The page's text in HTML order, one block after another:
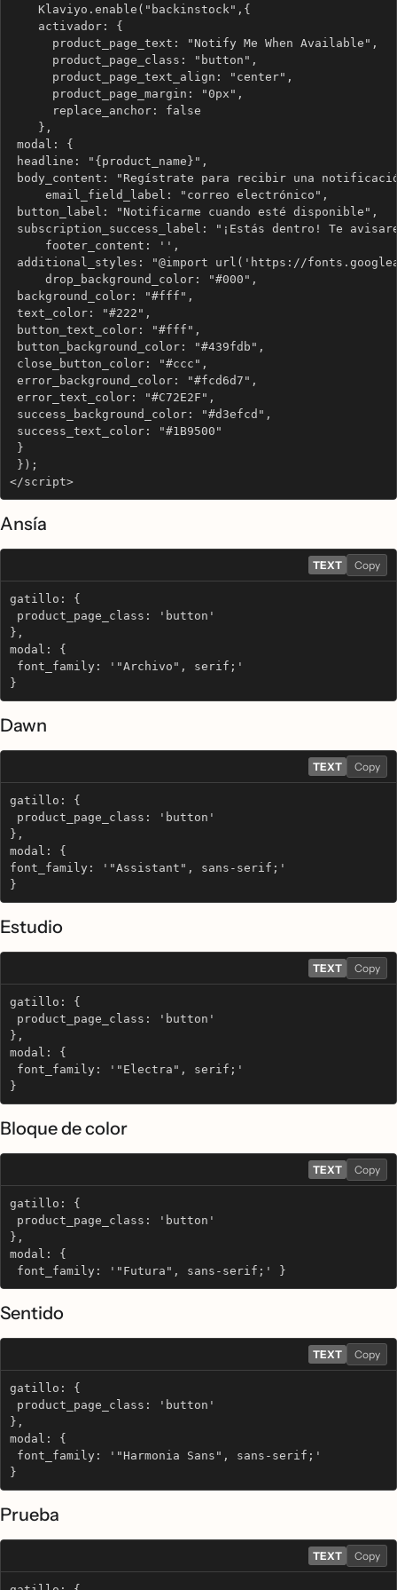
    Klaviyo.enable("backinstock",{
    activador: {
      product_page_text: "Notify Me When Available",
      product_page_class: "button",
      product_page_text_align: "center",
      product_page_margin: "0px",
      replace_anchor: false
    },
modal: {
headline: "{product_name}",
body_content: "Regístrate para recibir una
     email_field_label: "correo electrónico",
button_label: "Notificarme cuando esté disponible",
subscription_success_label: "¡Estás dentro! Te
     footer_content: '',
additional_styles: "@import url('https://
     drop_background_color: "#000",
background_color: "#fff",
text_color: "#222",
button_text_color: "#fff",
button_background_color: "#439fdb",
close_button_color: "#ccc",
error_background_color: "#fcd6d7",
error_text_color: "#C72E2F",
success_background_color: "#d3efcd",
success_text_color: "#1B9500"
}
});
</script>
Ansía
TEXT Copy
gatillo: {
product_page_class: 'button'
},
modal: {
font_family: '"Archivo", serif;'
}
Dawn
TEXT Copy
gatillo: {
product_page_class: 'button'
},
modal: {
font_family: '"Assistant", sans-serif;'
}
Estudio
TEXT Copy
gatillo: {
product_page_class: 'button'
},
modal: {
font_family: '"Electra", serif;'
}
Bloque de color
TEXT Copy
gatillo: {
product_page_class: 'button'
},
modal: {
font_family: '"Futura", sans-serif;' }
Sentido
TEXT Copy
gatillo: {
product_page_class: 'button'
},
modal: {
font_family: '"Harmonia Sans", sans-serif;'
}
Prueba
TEXT Copy